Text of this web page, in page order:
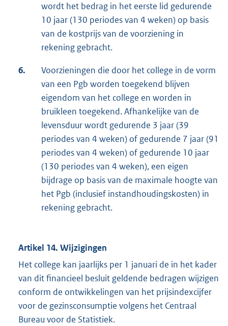
wordt het bedrag in het eerste lid gedurende
10 jaar (130 periodes van 4 weken) op basis
van de kostprijs van de voorziening in
rekening gebracht.
6.
Voorzieningen die door het college in de vorm
van een Pgb worden toegekend blijven
eigendom van het college en worden in
bruikleen toegekend. Afhankelijke van de
levensduur wordt gedurende 3 jaar (39
periodes van 4 weken) of gedurende 7 jaar (91
periodes van 4 weken) of gedurende 10 jaar
(130 periodes van 4 weken), een eigen
bijdrage op basis van de maximale hoogte van
het Pgb (inclusief instandhoudingskosten) in
rekening gebracht.
Artikel 14. Wijzigingen
Het college kan jaarlijks per 1 januari de in het kader
van dit financieel besluit geldende bedragen wijzigen
conform de ontwikkelingen van het prijsindexcijfer
voor de gezinsconsumptie volgens het Centraal
Bureau voor de Statistiek.